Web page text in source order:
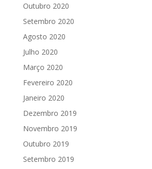
Outubro 2020
Setembro 2020
Agosto 2020
Julho 2020
Março 2020
Fevereiro 2020
Janeiro 2020
Dezembro 2019
Novembro 2019
Outubro 2019
Setembro 2019